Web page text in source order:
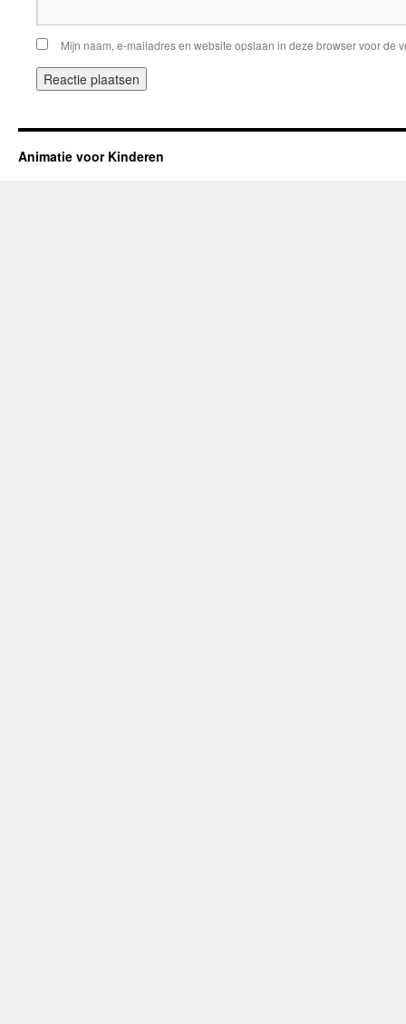
Mijn naam, e-mailadres en website opslaan in deze browser voor de
Animatie voor Kinderen